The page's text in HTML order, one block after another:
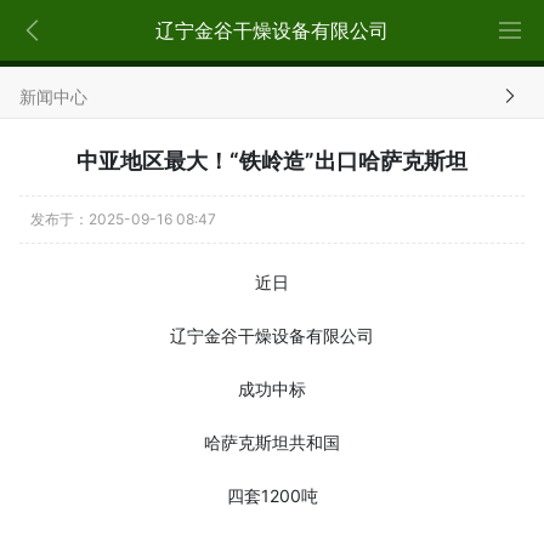
辽宁金谷干燥设备有限公司
新闻中心
中亚地区最大！“铁岭造”出口哈萨克斯坦
发布于：2025-09-16 08:47
近日
辽宁金谷干燥设备有限公司
成功中标
哈萨克斯坦共和国
四套1200吨